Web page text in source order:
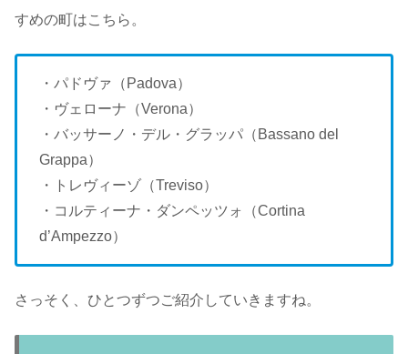
すめの町はこちら。
・パドヴァ（Padova）
・ヴェローナ（Verona）
・バッサーノ・デル・グラッパ（Bassano del
Grappa）
・トレヴィーゾ（Treviso）
・コルティーナ・ダンペッツォ（Cortina
d’Ampezzo）
さっそく、ひとつずつご紹介していきますね。